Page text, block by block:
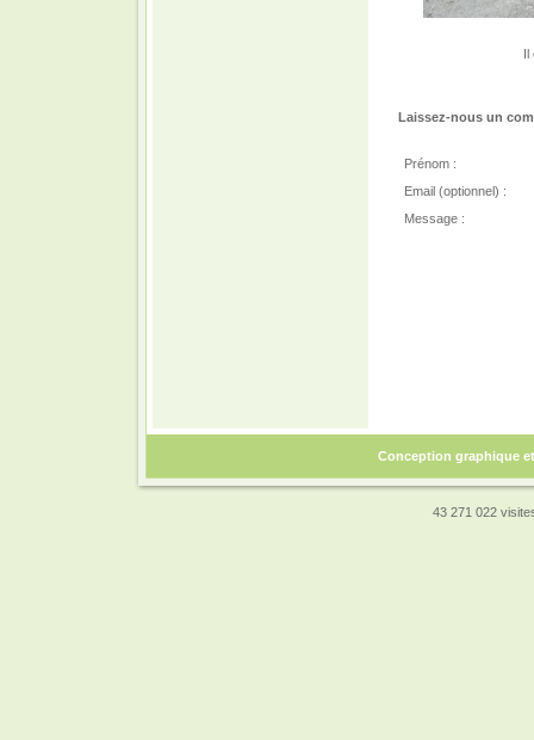
Il
Laissez-nous un
Prénom :
Email (optionnel) :
Message :
Conception graphique
43 271 022